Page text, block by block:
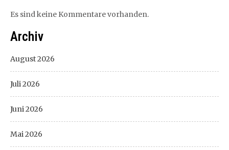
Es sind keine Kommentare vorhanden.
Archiv
August 2026
Juli 2026
Juni 2026
Mai 2026